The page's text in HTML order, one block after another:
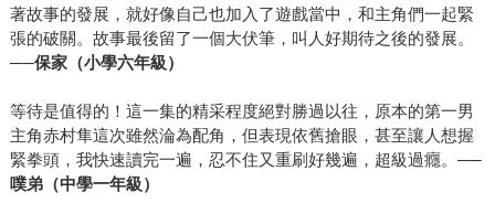
著故事的發展，就好像自己也加入了遊戲當中，和主角們一起緊
張的破關。故事最後留了一個大伏筆，叫人好期待之後的發展。
──保家（小學六年級）
等待是值得的！這一集的精采程度絕對勝過以往，原本的第一男
主角赤村隼這次雖然淪為配角，但表現依舊搶眼，甚至讓人想握
緊拳頭，我快速讀完一遍，忍不住又重刷好幾遍，超級過癮。──
噗弟（中學一年級）